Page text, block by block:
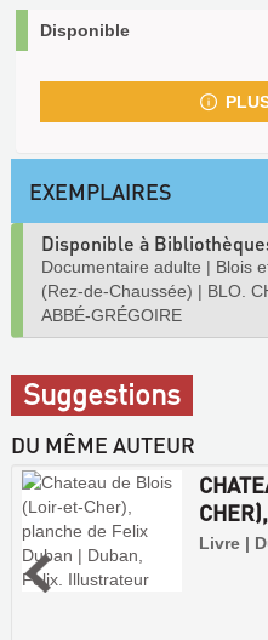
Disponible
EXEMPLAIRES
Disponible à
Documentaire adulte | Blois
(Rez-de-Chaussée) | BLO.
ABBÉ-GRÉGOIRE
Suggestions
DU MÊME AUTEUR
Livre |